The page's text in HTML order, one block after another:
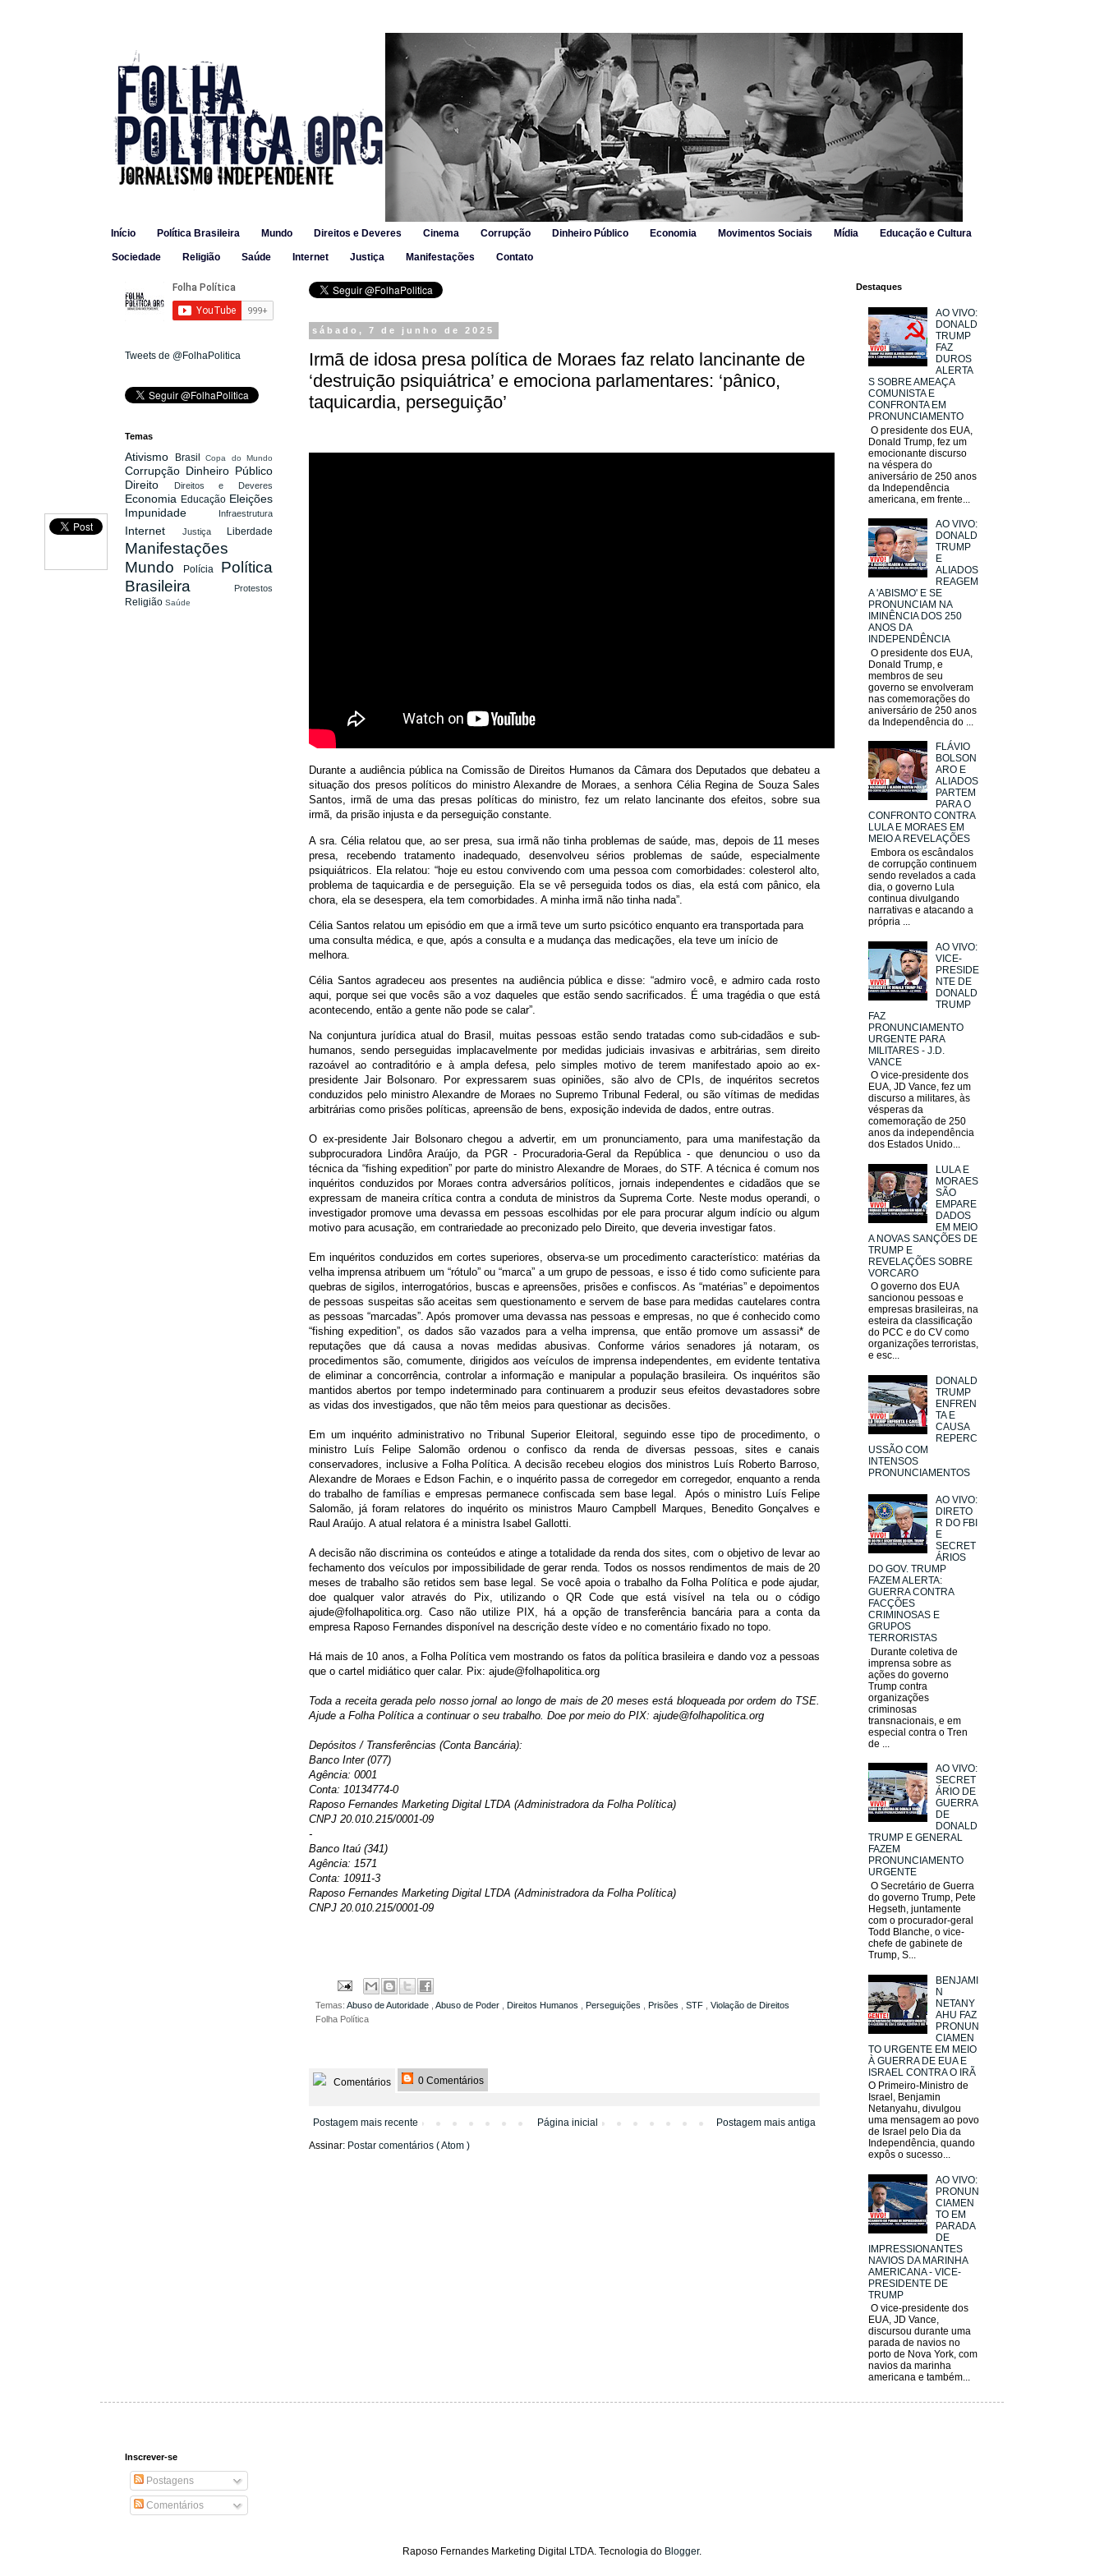
Início Política Brasileira Mundo Direitos e Deveres Cinema Corrupção Dinheiro Público Economia Movimentos Sociais Mídia Educação e Cultura
Sociedade Religião Saúde Internet Justiça Manifestações Contato
sábado, 7 de junho de 2025
Irmã de idosa presa política de Moraes faz relato lancinante de
‘destruição psiquiátrica’ e emociona parlamentares: ‘pânico,
taquicardia, perseguição’
Durante a audiência pública na Comissão de Direitos Humanos da Câmara dos Deputados que debateu a
situação dos presos políticos do ministro Alexandre de Moraes, a senhora Célia Regina de Souza Sales
Santos, irmã de uma das presas políticas do ministro, fez um relato lancinante dos efeitos, sobre sua
irmã, da prisão injusta e da perseguição constante.
A sra. Célia relatou que, ao ser presa, sua irmã não tinha problemas de saúde, mas, depois de 11 meses
presa, recebendo tratamento inadequado, desenvolveu sérios problemas de saúde, especialmente
psiquiátricos. Ela relatou: “hoje eu estou convivendo com uma pessoa com comorbidades: colesterol alto,
problema de taquicardia e de perseguição. Ela se vê perseguida todos os dias, ela está com pânico, ela
chora, ela se desespera, ela tem comorbidades. A minha irmã não tinha nada”.
Célia Santos relatou um episódio em que a irmã teve um surto psicótico enquanto era transportada para
uma consulta médica, e que, após a consulta e a mudança das medicações, ela teve um início de
melhora.
Célia Santos agradeceu aos presentes na audiência pública e disse: “admiro você, e admiro cada rosto
aqui, porque sei que vocês são a voz daqueles que estão sendo sacrificados. É uma tragédia o que está
acontecendo, então a gente não pode se calar”.
Na conjuntura jurídica atual do Brasil, muitas pessoas estão sendo tratadas como sub-cidadãos e sub-
humanos, sendo perseguidas implacavelmente por medidas judiciais invasivas e arbitrárias, sem direito
razoável ao contraditório e à ampla defesa, pelo simples motivo de terem manifestado apoio ao ex-
presidente Jair Bolsonaro. Por expressarem suas opiniões, são alvo de CPIs, de inquéritos secretos
conduzidos pelo ministro Alexandre de Moraes no Supremo Tribunal Federal, ou são vítimas de medidas
arbitrárias como prisões políticas, apreensão de bens, exposição indevida de dados, entre outras.
O ex-presidente Jair Bolsonaro chegou a advertir, em um pronunciamento, para uma manifestação da
subprocuradora Lindôra Araújo, da PGR - Procuradoria-Geral da República - que denunciou o uso da
técnica da “fishing expedition” por parte do ministro Alexandre de Moraes, do STF. A técnica é comum nos
inquéritos conduzidos por Moraes contra adversários políticos, jornais independentes e cidadãos que se
expressam de maneira crítica contra a conduta de ministros da Suprema Corte. Neste modus operandi, o
investigador promove uma devassa em pessoas escolhidas por ele para procurar algum indício ou algum
motivo para acusação, em contrariedade ao preconizado pelo Direito, que deveria investigar fatos.
Em inquéritos conduzidos em cortes superiores, observa-se um procedimento característico: matérias da
velha imprensa atribuem um “rótulo” ou “marca” a um grupo de pessoas, e isso é tido como suficiente para
quebras de sigilos, interrogatórios, buscas e apreensões, prisões e confiscos. As “matérias” e depoimentos
de pessoas suspeitas são aceitas sem questionamento e servem de base para medidas cautelares contra
as pessoas “marcadas”. Após promover uma devassa nas pessoas e empresas, no que é conhecido como
“fishing expedition”, os dados são vazados para a velha imprensa, que então promove um assassi* de
reputações que dá causa a novas medidas abusivas. Conforme vários senadores já notaram, os
procedimentos são, comumente, dirigidos aos veículos de imprensa independentes, em evidente tentativa
de eliminar a concorrência, controlar a informação e manipular a população brasileira. Os inquéritos são
mantidos abertos por tempo indeterminado para continuarem a produzir seus efeitos devastadores sobre
as vidas dos investigados, que não têm meios para questionar as decisões.
Em um inquérito administrativo no Tribunal Superior Eleitoral, seguindo esse tipo de procedimento, o
ministro Luís Felipe Salomão ordenou o confisco da renda de diversas pessoas, sites e canais
conservadores, inclusive a Folha Política. A decisão recebeu elogios dos ministros Luís Roberto Barroso,
Alexandre de Moraes e Edson Fachin, e o inquérito passa de corregedor em corregedor, enquanto a renda
do trabalho de famílias e empresas permanece confiscada sem base legal. Após o ministro Luís Felipe
Salomão, já foram relatores do inquérito os ministros Mauro Campbell Marques, Benedito Gonçalves e
Raul Araújo. A atual relatora é a ministra Isabel Gallotti.
A decisão não discrimina os conteúdos e atinge a totalidade da renda dos sites, com o objetivo de levar ao
fechamento dos veículos por impossibilidade de gerar renda. Todos os nossos rendimentos de mais de 20
meses de trabalho são retidos sem base legal. Se você apoia o trabalho da Folha Política e pode ajudar,
doe qualquer valor através do Pix, utilizando o QR Code que está visível na tela ou o código
ajude@folhapolitica.org. Caso não utilize PIX, há a opção de transferência bancária para a conta da
empresa Raposo Fernandes disponível na descrição deste vídeo e no comentário fixado no topo.
Há mais de 10 anos, a Folha Política vem mostrando os fatos da política brasileira e dando voz a pessoas
que o cartel midiático quer calar. Pix: ajude@folhapolitica.org
Toda a receita gerada pelo nosso jornal ao longo de mais de 20 meses está bloqueada por ordem do TSE.
Ajude a Folha Política a continuar o seu trabalho. Doe por meio do PIX: ajude@folhapolitica.org
Depósitos / Transferências (Conta Bancária):
Banco Inter (077)
Agência: 0001
Conta: 10134774-0
Raposo Fernandes Marketing Digital LTDA (Administradora da Folha Política)
CNPJ 20.010.215/0001-09
-
Banco Itaú (341)
Agência: 1571
Conta: 10911-3
Raposo Fernandes Marketing Digital LTDA (Administradora da Folha Política)
CNPJ 20.010.215/0001-09
Temas: Abuso de Autoridade Abuso de Poder Direitos Humanos Perseguições Prisões STF
Violação de Direitos
Folha Política
Comentários 0 Comentários
Postagem mais recente Postagem mais antiga
Página inicial
Assinar: Postar comentários ( Atom )
Tweets de @FolhaPolitica
Temas
Ativismo Brasil Copa do Mundo
Corrupção Dinheiro Público
Direito
Direitos e Deveres
Economia Educação Eleições
Impunidade
Infraestrutura
Internet Justiça Liberdade
Manifestações
Mundo
Polícia Política
Brasileira
Protestos
Religião Saúde
Destaques
AO VIVO:
DONALD
TRUMP
FAZ
DUROS
ALERTA
S SOBRE AMEAÇA
COMUNISTA E
CONFRONTA EM
PRONUNCIAMENTO
O presidente dos EUA,
Donald Trump, fez um
emocionante discurso
na véspera do
aniversário de 250 anos
da Independência
americana, em frente...
AO VIVO:
DONALD
TRUMP
E
ALIADOS
REAGEM
A 'ABISMO' E SE
PRONUNCIAM NA
IMINÊNCIA DOS 250
ANOS DA
INDEPENDÊNCIA
O presidente dos EUA,
Donald Trump, e
membros de seu
governo se envolveram
nas comemorações do
aniversário de 250 anos
da Independência do ...
FLÁVIO
BOLSON
ARO E
ALIADOS
PARTEM
PARA O
CONFRONTO CONTRA
LULA E MORAES EM
MEIO A REVELAÇÕES
Embora os escândalos
de corrupção continuem
sendo revelados a cada
dia, o governo Lula
continua divulgando
narrativas e atacando a
própria ...
AO VIVO:
VICE-
PRESIDE
NTE DE
DONALD
TRUMP
FAZ
PRONUNCIAMENTO
URGENTE PARA
MILITARES - J.D.
VANCE
O vice-presidente dos
EUA, JD Vance, fez um
discurso a militares, às
vésperas da
comemoração de 250
anos da independência
dos Estados Unido...
LULA E
MORAES
SÃO
EMPARE
DADOS
EM MEIO
A NOVAS SANÇÕES DE
TRUMP E
REVELAÇÕES SOBRE
VORCARO
O governo dos EUA
sancionou pessoas e
empresas brasileiras, na
esteira da classificação
do PCC e do CV como
organizações terroristas,
e esc...
DONALD
TRUMP
ENFREN
TA E
CAUSA
REPERC
USSÃO COM
INTENSOS
PRONUNCIAMENTOS
AO VIVO:
DIRETO
R DO FBI
E
SECRET
ÁRIOS
DO GOV. TRUMP
FAZEM ALERTA:
GUERRA CONTRA
FACÇÕES
CRIMINOSAS E
GRUPOS
TERRORISTAS
Durante coletiva de
imprensa sobre as
ações do governo
Trump contra
organizações
criminosas
transnacionais, e em
especial contra o Tren
de ...
AO VIVO:
SECRET
ÁRIO DE
GUERRA
DE
DONALD
TRUMP E GENERAL
FAZEM
PRONUNCIAMENTO
URGENTE
O Secretário de Guerra
do governo Trump, Pete
Hegseth, juntamente
com o procurador-geral
Todd Blanche, o vice-
chefe de gabinete de
Trump, S...
BENJAMI
N
NETANY
AHU FAZ
PRONUN
CIAMEN
TO URGENTE EM MEIO
À GUERRA DE EUA E
ISRAEL CONTRA O IRÃ
O Primeiro-Ministro de
Israel, Benjamin
Netanyahu, divulgou
uma mensagem ao povo
de Israel pelo Dia da
Independência, quando
expôs o sucesso...
AO VIVO:
PRONUN
CIAMEN
TO EM
PARADA
DE
IMPRESSIONANTES
NAVIOS DA MARINHA
AMERICANA - VICE-
PRESIDENTE DE
TRUMP
O vice-presidente dos
EUA, JD Vance,
discursou durante uma
parada de navios no
porto de Nova York, com
navios da marinha
americana e também...
Inscrever-se
Postagens
Comentários
Raposo Fernandes Marketing Digital LTDA. Tecnologia do Blogger.